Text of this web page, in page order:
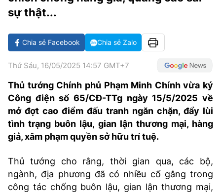
GOLF
CÁC CÚP CHÂU ÂU
GIẢI TRÍ
CÔNG NGHIỆP VĂN HÓA
X-QUANG TIN ĐỒN
VIẾT LẠI ƯỚC MƠ
PHIM
ÂM NHẠC
DU LỊCH
TIN TỨC
ẢNH
ẨM THỰC
TƯ VẤN
THẾ GIỚI SAO
HIGHTECH
TIÊU ĐIỂM - SPOTLIGHT
BẠN CẦN BIẾT
E-MAGAZINE
ẢNH
sự thật...
Chia sẻ Facebook Chia sẻ Zalo
Thứ Sáu, 16/05/2025 14:57 GMT+7
Thủ tướng Chính phủ Phạm Minh Chính vừa ký
Công điện số 65/CĐ-TTg ngày 15/5/2025 về
mở đợt cao điểm đấu tranh ngăn chặn, đẩy lùi
tình trạng buôn lậu, gian lận thương mại, hàng
giả, xâm phạm quyền sở hữu trí tuệ.
Thủ tướng cho rằng, thời gian qua, các bộ,
ngành, địa phương đã có nhiều cố gắng trong
công tác chống buôn lậu, gian lận thương mại,